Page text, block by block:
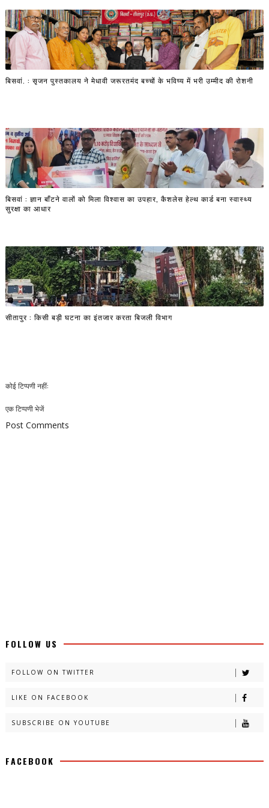
बिसवां. : सृजन पुस्तकालय ने मेधावी जरूरतमंद बच्चों के भविष्य में भरी उम्मीद की रोशनी
बिसवां : ज्ञान बाँटने वालों को मिला विश्वास का उपहार, कैशलेस हेल्थ कार्ड बना स्वास्थ्य
सुरक्षा का आधार
सीतापुर : किसी बड़ी घटना का इंतजार करता बिजली विभाग
कोई टिप्पणी नहीं:
एक टिप्पणी भेजें
Post Comments
FOLLOW US
FOLLOW ON TWITTER
LIKE ON FACEBOOK
SUBSCRIBE ON YOUTUBE
FACEBOOK